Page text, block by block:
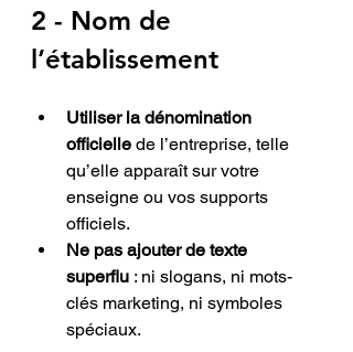
2 - Nom de
l’établissement
Utiliser la dénomination
officielle de l’entreprise, telle
qu’elle apparaît sur votre
enseigne ou vos supports
officiels.
Ne pas ajouter de texte
superflu : ni slogans, ni mots-
clés marketing, ni symboles
spéciaux.